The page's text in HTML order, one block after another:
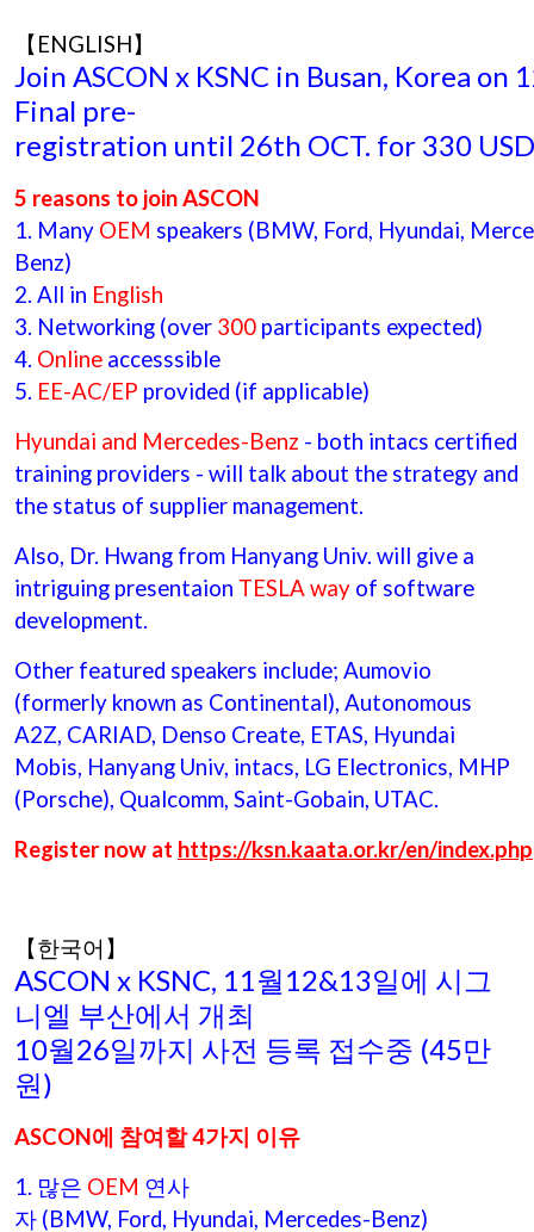
【ENGLISH】
Join ASCON x KSNC in Busan, Korea on
Final pre-
registration until 26th OCT. for 330 USD
5 reasons to join ASCON
1. Many OEM speakers (BMW, Ford, Hyundai,
Benz)
2. All in English
3. Networking (over 300 participants expected)
4. Online accesssible
5. EE-AC/EP provided (if applicable)
Hyundai and Mercedes-Benz - both intacs certified
training providers - will talk about the strategy and
the status of supplier management.
Also, Dr. Hwang from Hanyang Univ. will give a
intriguing presentaion TESLA way of software
development.
Other featured speakers include; Aumovio
(formerly known as Continental), Autonomous
A2Z, CARIAD, Denso Create, ETAS, Hyundai
Mobis, Hanyang Univ, intacs, LG Electronics, MHP
(Porsche), Qualcomm, Saint-Gobain, UTAC.
Register now at https://ksn.kaata.or.kr/en/index.php
【한국어】
ASCON x KSNC, 11월12&13일에 시그
니엘 부산에서 개최
10월26일까지 사전 등록 접수중 (45만
원)
ASCON에 참여할 4가지 이유
1. 많은 OEM 연사
자 (BMW, Ford, Hyundai, Mercedes-Benz)